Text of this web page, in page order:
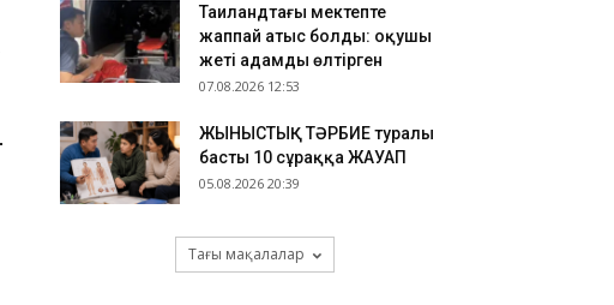
Таиландтағы мектепте
жаппай атыс болды: оқушы
жеті адамды өлтірген
07.08.2026 12:53
ЖЫНЫСТЫҚ ТӘРБИЕ туралы
басты 10 сұраққа ЖАУАП
05.08.2026 20:39
Тағы мақалалар